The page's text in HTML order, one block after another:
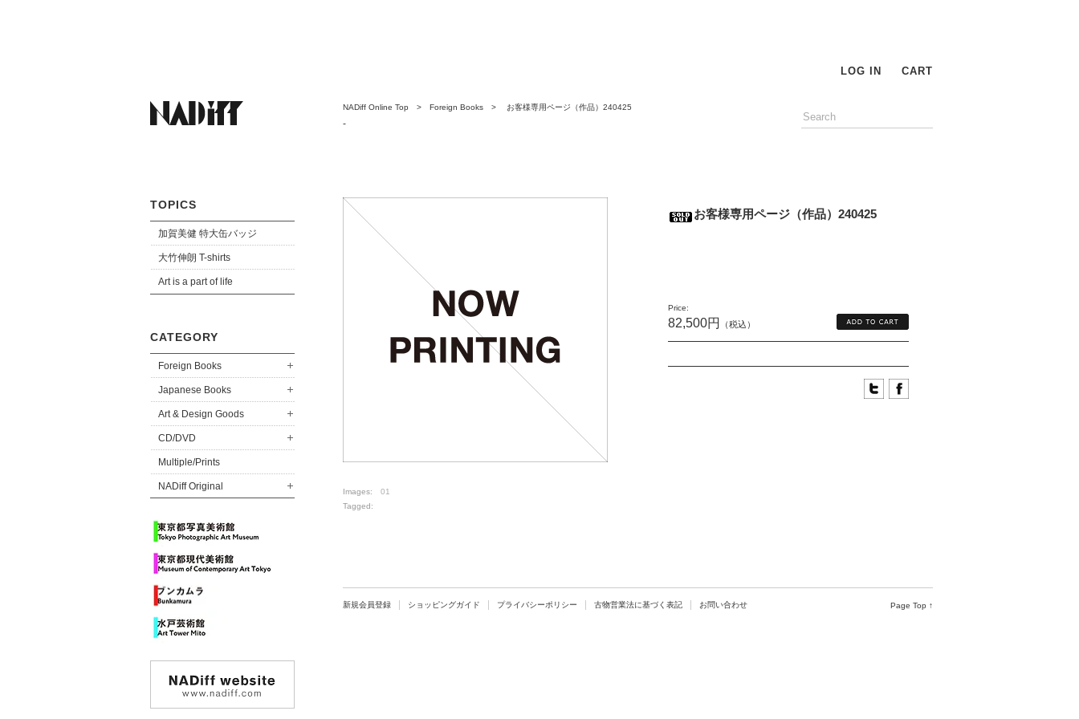
TOPICS
加賀美健 特大缶バッジ
大竹伸朗 T-shirts
Art is a part of life
CATEGORY
Foreign Books
Japanese Books
Art & Design Goods
CD/DVD
Multiple/Prints
NADiff Original
LOG IN CART
NADiff Online Top > Foreign Books > お客様専用ページ（作品）240425
-
Images: 01
Tagged:
お客様専用ページ（作品）240425
Price:
82,500円 （税込）
Page Top ↑
新規会員登録 ショッピングガイド プライバシーポリシー 古物営業法に基づく表記 お問い合わせ